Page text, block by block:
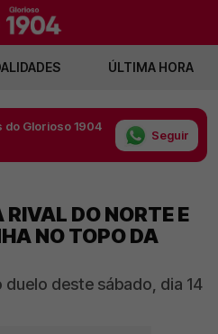
ÚLTIMA HORA
Glorioso 1904
Seguir
DO NORTE E
NO TOPO DA
deste sábado, dia 14